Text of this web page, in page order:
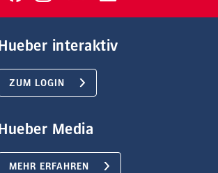
Hueber interaktiv
ZUM LOGIN
Hueber Media
MEHR ERFAHREN